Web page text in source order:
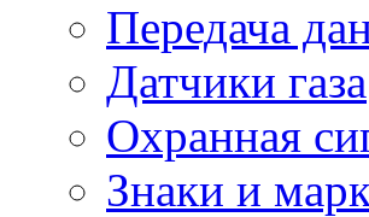
Передача
Датчики газа
Охранная
Знаки и